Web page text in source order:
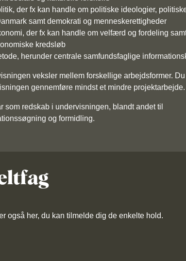
der fx kan handle om politiske ideologier,
samt demokrati og menneskerettigheder
der fx kan handle om velfærd og fordeling
kredsløb
herunder centrale samfundsfaglige
veksler mellem forskellige arbejdsformer.
gennemføre mindst et mindre projektarbejde.
som redskab i undervisningen, blandt andet til
og formidling.
også her, du kan tilmelde dig de enkelte hold.